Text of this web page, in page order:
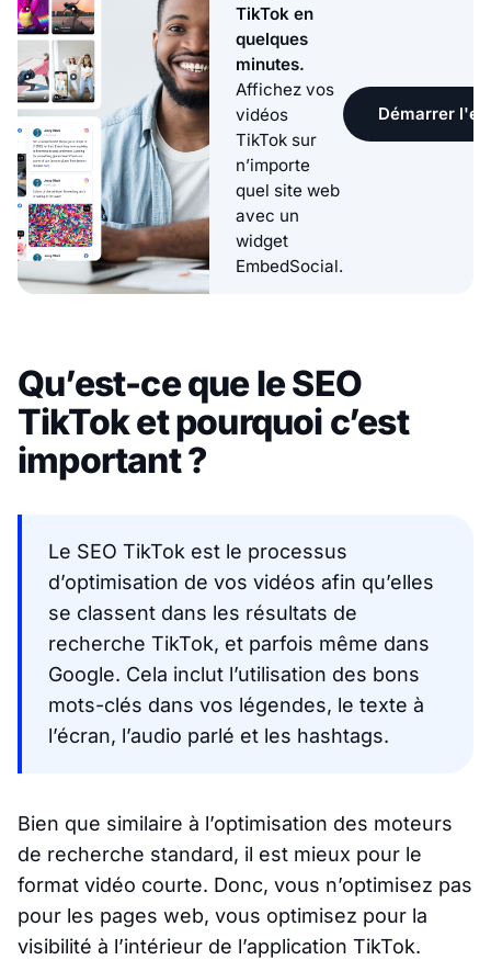
TikTok en
quelques
minutes.
Affichez vos
vidéos
TikTok sur
n’importe
quel site web
avec un
widget
EmbedSocial.
Démarrer
Qu’est-ce que le SEO
TikTok et pourquoi c’est
important ?
Le SEO TikTok est le processus
d’optimisation de vos vidéos afin qu’elles
se classent dans les résultats de
recherche TikTok, et parfois même dans
Google. Cela inclut l’utilisation des bons
mots-clés dans vos légendes, le texte à
l’écran, l’audio parlé et les hashtags.
Bien que similaire à l’optimisation des moteurs
de recherche standard, il est mieux pour le
format vidéo courte. Donc, vous n’optimisez pas
pour les pages web, vous optimisez pour la
visibilité à l’intérieur de l’application TikTok.